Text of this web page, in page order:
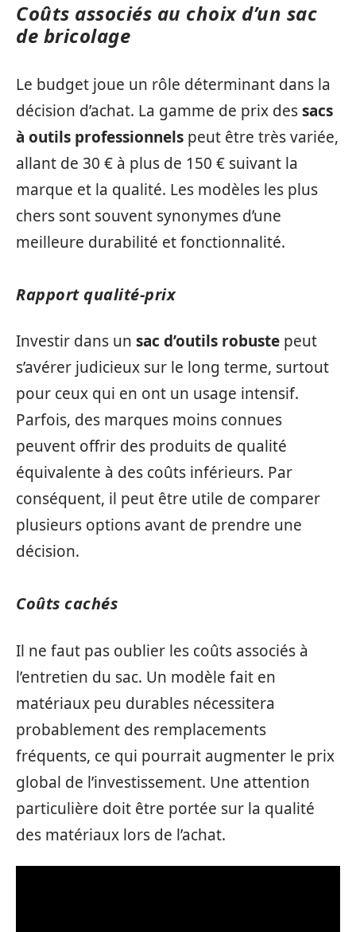
Coûts associés au choix d’un sac
de bricolage
Le budget joue un rôle déterminant dans la
décision d’achat. La gamme de prix dessacs
à outils professionnels peut être très variée,
allant de 30 € à plus de 150 € suivant la
marque et la qualité. Les modèles les plus
chers sont souvent synonymes d’une
meilleure durabilité et fonctionnalité.
Rapport qualité-prix
Investir dans un sac d’outils robuste peut
s’avérer judicieux sur le long terme, surtout
pour ceux qui en ont un usage intensif.
Parfois, des marques moins connues
peuvent offrir des produits de qualité
équivalente à des coûts inférieurs. Par
conséquent, il peut être utile de comparer
plusieurs options avant de prendre une
décision.
Coûts cachés
Il ne faut pas oublier les coûts associés à
l’entretien du sac. Un modèle fait en
matériaux peu durables nécessitera
probablement des remplacements
fréquents, ce qui pourrait augmenter le prix
global de l’investissement. Une attention
particulière doit être portée sur la qualité
des matériaux lors de l’achat.